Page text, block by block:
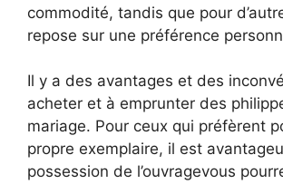
commodité, tandis que pour
repose sur une préférence
Il y a des avantages et des
acheter et à emprunter des
mariage. Pour ceux qui préfèrent
propre exemplaire, il est
possession de l’ouvragevous